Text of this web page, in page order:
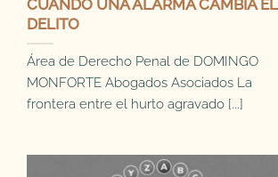
CUANDO UNA ALARMA CAMBIA EL
DELITO
Área de Derecho Penal de DOMINGO
MONFORTE Abogados Asociados La
frontera entre el hurto agravado [...]